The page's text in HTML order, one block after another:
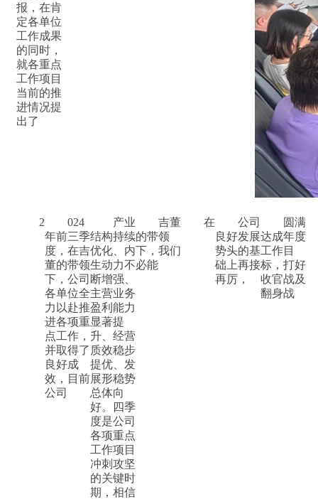
报，在肯
定各单位
工作成果
的同时，
就各重点
工作项目
当前的推
进情况提
出了
2
024
年前三季
度，在吉
董的带领
下，公司
各单位全
力以赴推
进各项重
点工作，
并取得了
良好成
效，目前
公司
产业
结构持续
优化、内
生动力不
断增强、
主营业务
盈利能力
显著提
升、经营
质效稳步
提优、发
展形稳势
总体向
好。四季
度是公司
各项重点
工作项目
冲刺攻坚
的关键时
期，相信
吉董
的带领
下，我们
必能
在
公司
良好发展
势头的基
础上再接
再厉，
圆满
达成年度
工作目
标，打好
收官战及
翻身战